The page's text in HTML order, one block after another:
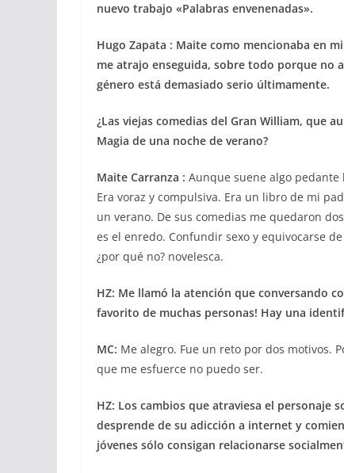
nuevo trabajo «Palabras envenenadas».
Hugo Zapata : Maite como mencionaba en
me atrajo enseguida, sobre todo porque no
género está demasiado serio últimamente.
¿Las viejas comedias del Gran William, que
Magia de una noche de verano?
Maite Carranza : Aunque suene algo pedante
Era voraz y compulsiva. Era un libro de mi
un verano. De sus comedias me quedaron
es el enredo. Confundir sexo y equivocarse
¿por qué no? novelesca.
HZ: Me llamó la atención que conversando
favorito de muchas personas! Hay una
MC: Me alegro. Fue un reto por dos motivos.
que me esfuerce no puedo ser.
HZ: Los cambios que atraviesa el personaje
desprende de su adicción a internet y
jóvenes sólo consigan relacionarse